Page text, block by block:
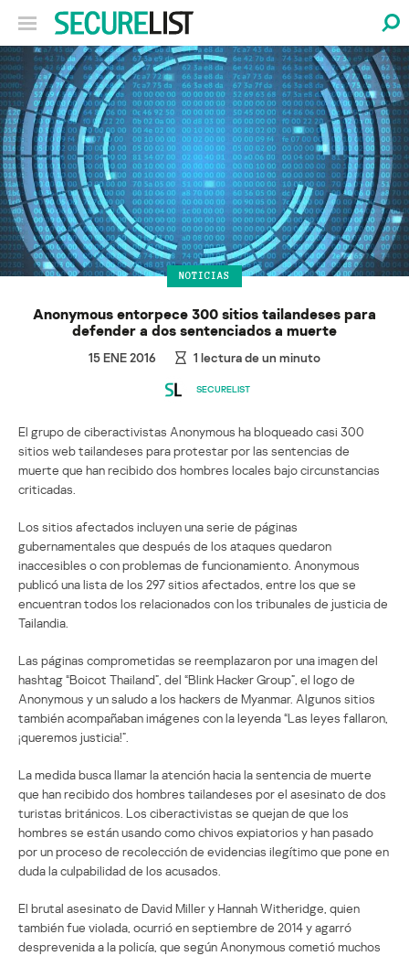
NOTICIAS
Anonymous entorpece 300 sitios tailandeses para
defender a dos sentenciados a muerte
15 ENE 2016 1 lectura de un minuto
SECURELIST
El grupo de ciberactivistas Anonymous ha bloqueado casi 300
sitios web tailandeses para protestar por las sentencias de
muerte que han recibido dos hombres locales bajo circunstancias
criticadas.
Los sitios afectados incluyen una serie de páginas
gubernamentales que después de los ataques quedaron
inaccesibles o con problemas de funcionamiento. Anonymous
publicó una lista de los 297 sitios afectados, entre los que se
encuentran todos los relacionados con los tribunales de justicia de
Tailandia.
Las páginas comprometidas se reemplazaron por una imagen del
hashtag “Boicot Thailand”, del “Blink Hacker Group”, el logo de
Anonymous y un saludo a los hackers de Myanmar. Algunos sitios
también acompañaban imágenes con la leyenda “Las leyes fallaron,
¡queremos justicia!”.
La medida busca llamar la atención hacia la sentencia de muerte
que han recibido dos hombres tailandeses por el asesinato de dos
turistas británicos. Los ciberactivistas se quejan de que los
hombres se están usando como chivos expiatorios y han pasado
por un proceso de recolección de evidencias ilegítimo que pone en
duda la culpabilidad de los acusados.
El brutal asesinato de David Miller y Hannah Witheridge, quien
también fue violada, ocurrió en septiembre de 2014 y agarró
desprevenida a la policía, que según Anonymous cometió muchos